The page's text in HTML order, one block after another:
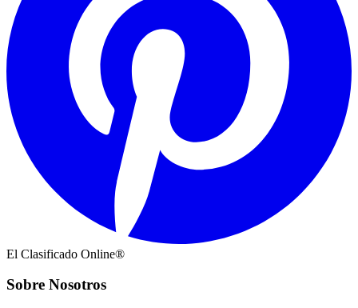
El Clasificado Online®
Sobre Nosotros